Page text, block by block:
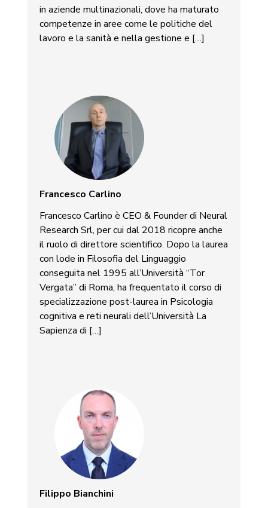
in aziende multinazionali, dove ha maturato
competenze in aree come le politiche del
lavoro e la sanità e nella gestione e […]
Francesco Carlino
Francesco Carlino è CEO & Founder di Neural
Research Srl, per cui dal 2018 ricopre anche
il ruolo di direttore scientifico. Dopo la laurea
con lode in Filosofia del Linguaggio
conseguita nel 1995 all’Università “Tor
Vergata” di Roma, ha frequentato il corso di
specializzazione post-laurea in Psicologia
cognitiva e reti neurali dell’Università La
Sapienza di […]
Filippo Bianchini